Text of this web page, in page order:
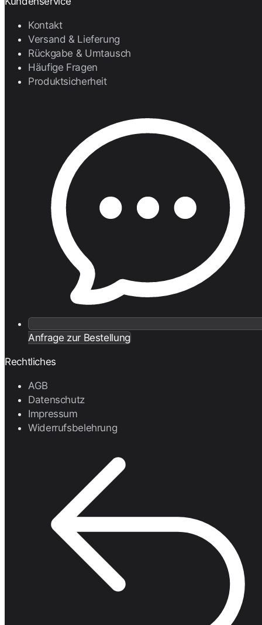
Kontakt
Versand & Lieferung
Rückgabe & Umtausch
Häufige Fragen
Produktsicherheit
Anfrage zur Bestellung
Rechtliches
AGB
Datenschutz
Impressum
Widerrufsbelehrung